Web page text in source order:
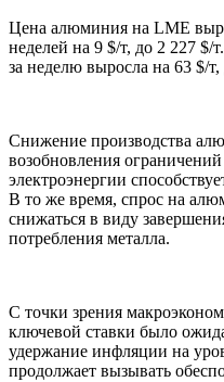
Цена алюминия на LME
неделей на 9 $/т, до 2 227
за неделю выросла на 63 $/т,
Снижение производства
возобновления
электроэнергии
В то же время, спрос на
снижаться в виду
потребления металла.
С точки зрения
ключевой ставки было
удержание инфляции на
продолжает вызывать